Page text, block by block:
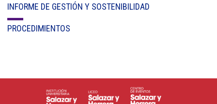
INFORME DE GESTIÓN Y SOSTENIBILIDAD
PROCEDIMIENTOS